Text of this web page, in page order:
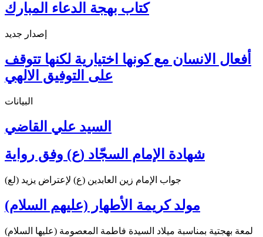
كتاب بهجة الدعاء المبارك
إصدار جديد
أفعال الانسان مع كونها اختيارية لكنها تتوقف
على التوفيق الالهي
البيانات
السيد علي القاضي
شهادة الإمام السجّاد (ع) وفق رواية
جواب الإمام زين العابدين (ع) لإعتراض يزيد (لع)
مولد كريمة الأطهار (عليهم السلام)
لمعة بهجتية بمناسبة ميلاد السيدة فاطمة المعصومة (عليها السلام)